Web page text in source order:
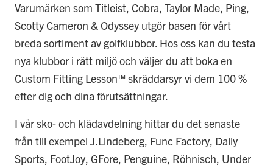
Varumärken som Titleist, Cobra, Taylor Made, Ping,
Scotty Cameron & Odyssey utgör basen för vårt
breda sortiment av golfklubbor. Hos oss kan du testa
nya klubbor i rätt miljö och väljer du att boka en
Custom Fitting Lesson™ skräddarsyr vi dem 100 %
efter dig och dina förutsättningar.
I vår sko- och klädavdelning hittar du det senaste
från till exempel J.Lindeberg, Func Factory, Daily
Sports, FootJoy, GFore, Penguine, Röhnisch, Under